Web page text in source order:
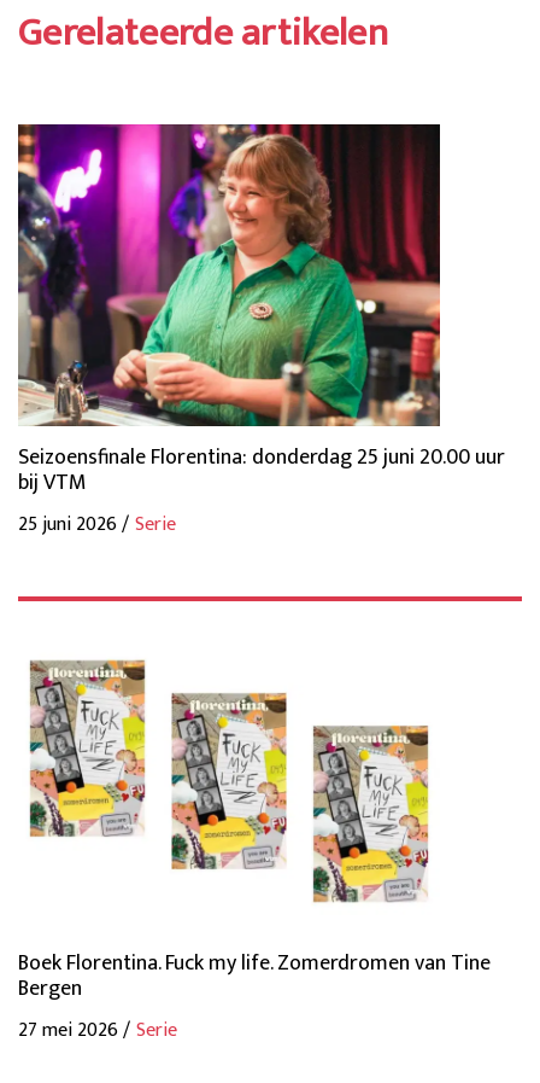
Gerelateerde artikelen
Seizoensfinale Florentina: donderdag 25 juni 20.00 uur
bij VTM
25 juni 2026 /Serie
Boek Florentina. Fuck my life. Zomerdromen van Tine
Bergen
27 mei 2026 /Serie